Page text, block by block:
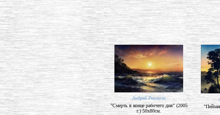
Андрей Реалист
"Смерть в конце рабочего дня" (2005
г.) 50х80см.